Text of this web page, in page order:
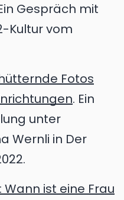
Gespräch mit
Kultur vom
Fotos
. Ein
unter
Wernli in Der
ist eine Frau